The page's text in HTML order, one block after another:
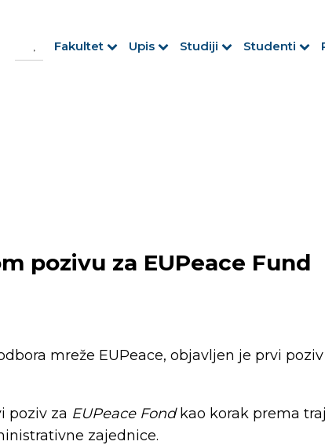
for:
Fakultet Upis Studiji Studenti
pozivu za EUPeace Fund
mreže EUPeace, objavljen je prvi poziv
poziv za EUPeace Fond kao korak prema
zajednice.